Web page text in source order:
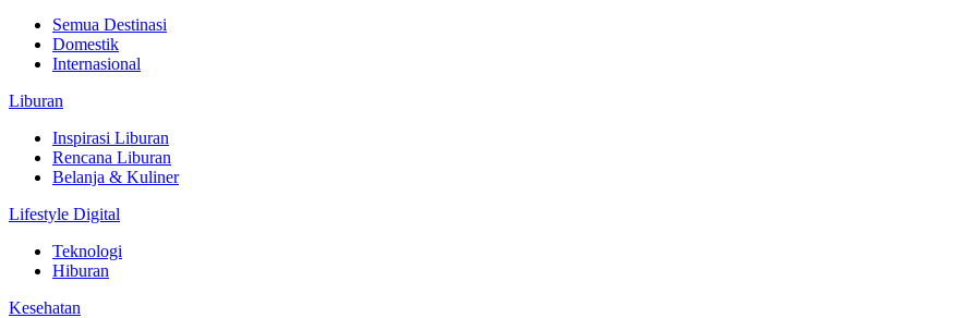
Semua Destinasi
Domestik
Internasional
Liburan
Inspirasi Liburan
Rencana Liburan
Belanja & Kuliner
Lifestyle Digital
Teknologi
Hiburan
Kesehatan